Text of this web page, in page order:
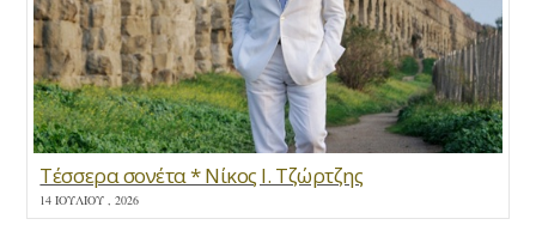
Τέσσερα σονέτα * Νίκος Ι. Τζώρτζης
14 ΙΟΥΛΊΟΥ , 2026